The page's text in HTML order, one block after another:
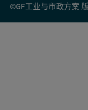
©GF工业与市政方案